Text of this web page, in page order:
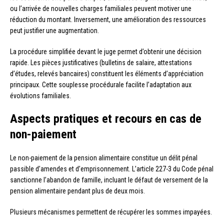
ou l’arrivée de nouvelles charges familiales peuvent motiver une
réduction du montant. Inversement, une amélioration des ressources
peut justifier une augmentation.
La procédure simplifiée devant le juge permet d’obtenir une décision
rapide. Les pièces justificatives (bulletins de salaire, attestations
d’études, relevés bancaires) constituent les éléments d’appréciation
principaux. Cette souplesse procédurale facilite l’adaptation aux
évolutions familiales.
Aspects pratiques et recours en cas de
non-paiement
Le non-paiement de la pension alimentaire constitue un délit pénal
passible d’amendes et d’emprisonnement. L’article 227-3 du Code pénal
sanctionne l’abandon de famille, incluant le défaut de versement de la
pension alimentaire pendant plus de deux mois.
Plusieurs mécanismes permettent de récupérer les sommes impayées.